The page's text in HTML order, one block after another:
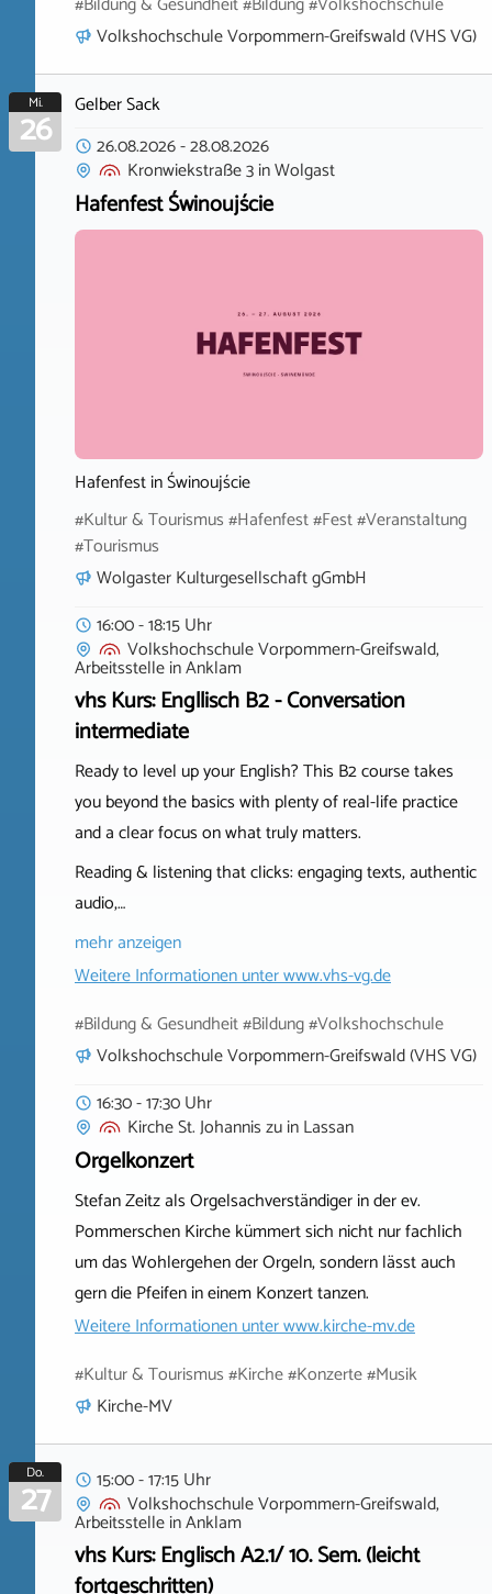
Volkshochschule Vorpommern-Greifswald (VHS VG)
Mi.
26
Gelber Sack
26.08.2026-28.08.2026
Kronwiekstraße 3inWolgast
Hafenfest Świnoujście
Hafenfest in Świnoujście
#Kultur & Tourismus #Hafenfest #Fest #Veranstaltung
#Tourismus
Wolgaster Kulturgesellschaft gGmbH
16:00 - 18:15 Uhr
Volkshochschule Vorpommern-Greifswald,
ArbeitsstelleinAnklam
vhs Kurs: Engllisch B2 - Conversation
intermediate
Ready to level up your English? This B2 course takes
you beyond the basics with plenty of real-life practice
and a clear focus on what truly matters.
Reading & listening that clicks: engaging texts, authentic
audio,…
mehr anzeigen
Weitere Informationen unterwww.vhs-vg.de
#Bildung & Gesundheit #Bildung #Volkshochschule
Volkshochschule Vorpommern-Greifswald (VHS VG)
16:30 - 17:30 Uhr
Kirche St. Johannis zuinLassan
Orgelkonzert
Stefan Zeitz als Orgelsachverständiger in der ev.
Pommerschen Kirche kümmert sich nicht nur fachlich
um das Wohlergehen der Orgeln, sondern lässt auch
gern die Pfeifen in einem Konzert tanzen.
Weitere Informationen unterwww.kirche-mv.de
#Kultur & Tourismus #Kirche #Konzerte #Musik
Kirche-MV
Do.
27
15:00 - 17:15 Uhr
Volkshochschule Vorpommern-Greifswald,
ArbeitsstelleinAnklam
vhs Kurs: Englisch A2.1/ 10. Sem. (leicht